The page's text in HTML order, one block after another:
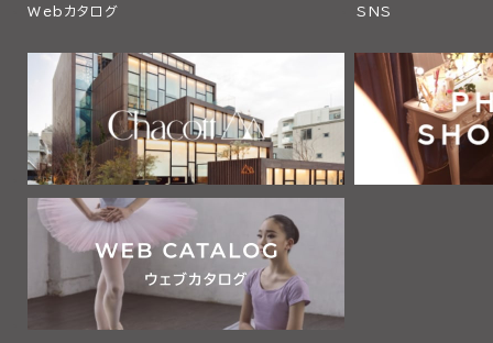
Webカタログ SNS